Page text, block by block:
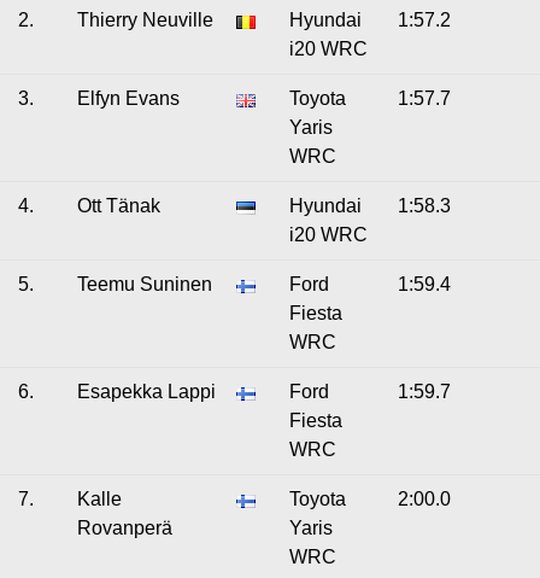
2. Thierry Neuville
Hyundai
i20 WRC
1:57.2
3. Elfyn Evans
Toyota
Yaris
WRC
1:57.7
4. Ott Tänak
Hyundai
i20 WRC
1:58.3
5. Teemu Suninen
Ford
Fiesta
WRC
1:59.4
6. Esapekka Lappi
Ford
Fiesta
WRC
1:59.7
7.
Kalle
Rovanperä
Toyota
Yaris
WRC
2:00.0